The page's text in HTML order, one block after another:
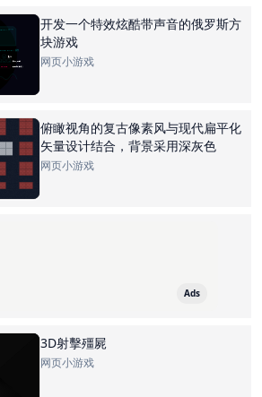
开发一个特效炫酷带声音的俄罗斯方
块游戏
网页小游戏
俯瞰视角的复古像素风与现代扁平化
矢量设计结合，背景采用深灰色
网页小游戏
Ads
3D射擊殭屍
网页小游戏